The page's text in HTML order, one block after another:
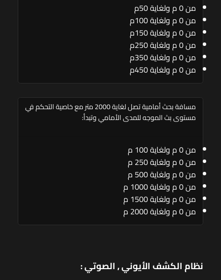
من 0 م ولغاية 50م
من 0 م ولغاية 100م
من 0 م ولغاية 150م
من 0 م ولغاية 250م
من 0 م ولغاية 350م
من 0 م ولغاية 450م
مسافة بحث أمامية تصل لغاية 2000 متر مع خاصية التحكم في
مستوى بث الموجه للمدى الأمامي وتبدأ:
من 0 م ولغاية 100 م
من 0 م ولغاية 250 م
من 0 م ولغاية 500 م
من 0 م ولغاية 1000 م
من 0 م ولغاية 1500 م
من 0 م ولغاية 2000 م
نظام الكشف الأيوني , الصوتي :